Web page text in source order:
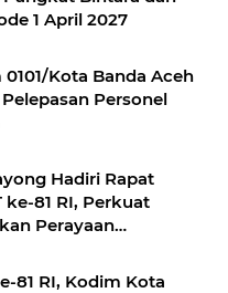
1 April 2027
Kota Banda Aceh
Personel
Hadiri Rapat
ke-81 RI, Perkuat
Perayaan
81 RI, Kodim Kota